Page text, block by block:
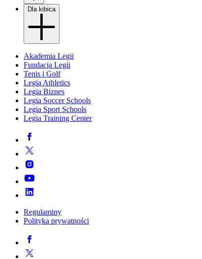
Dla kibica
Akademia Legii
Fundacja Legii
Tenis i Golf
Legia Athletics
Legia Biznes
Legia Soccer Schools
Legia Sport Schools
Legia Training Center
Regulaminy
Polityka prywatności